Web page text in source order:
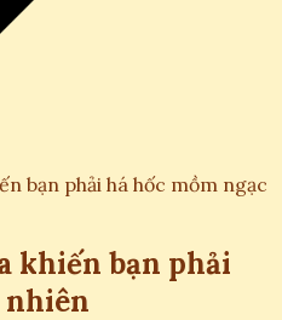
bạn phải há hốc mồm ngạc
khiến bạn phải
nhiên